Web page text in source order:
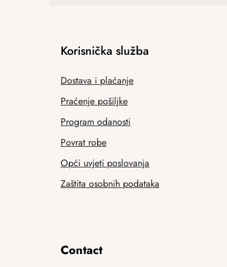
Korisnička služba
Dostava i plaćanje
Praćenje pošiljke
Program odanosti
Povrat robe
Opći uvjeti poslovanja
Zaštita osobnih podataka
Contact